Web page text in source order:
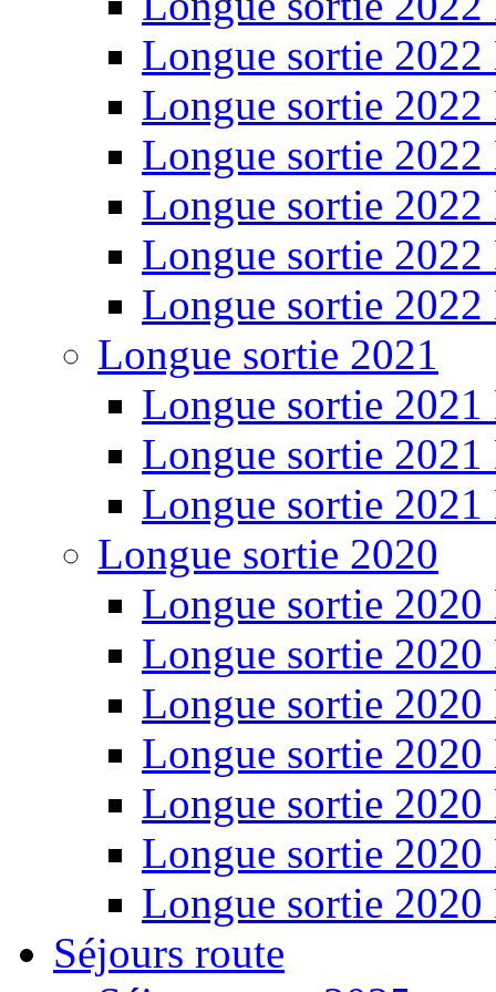
Longue sortie 2022
Longue sortie 2022
Longue sortie 2022
Longue sortie 2022
Longue sortie 2022
Longue sortie 2022
Longue sortie 2021
Longue sortie 2021
Longue sortie 2021
Longue sortie 2021
Longue sortie 2020
Longue sortie 2020
Longue sortie 2020
Longue sortie 2020
Longue sortie 2020
Longue sortie 2020
Longue sortie 2020
Longue sortie 2020
Séjours route